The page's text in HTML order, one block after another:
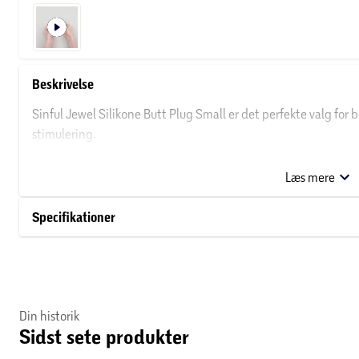
Beskrivelse
Sinful Jewel Silikone Butt Plug Small er det perfekte valg for
stimulering.
Pluggen har en glat, overflade og en afrundet spids, der gør
giver den et eksklusivt look, mens basen også sørger for, at
Vi anbefaler Sinful Anal Vandbaseret Glidecreme for en glat
Sinful sexlegetøj er en serie af eksklusive produkter, der
Prøv serien til tryg og sikker leg - både alene og sammen med
Læs mere
Specifikationer
Din historik
Sidst sete produkter